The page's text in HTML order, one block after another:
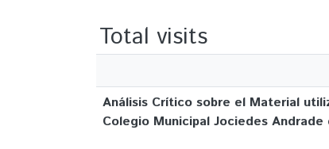
Total visits
Análisis Crítico sobre el Material
Colegio Municipal Jociedes